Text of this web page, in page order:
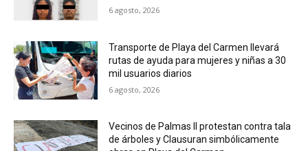
6 agosto, 2026
Transporte de Playa del Carmen llevará
rutas de ayuda para mujeres y niñas a 30
mil usuarios diarios
6 agosto, 2026
Vecinos de Palmas II protestan contra tala
de árboles y Clausuran simbólicamente